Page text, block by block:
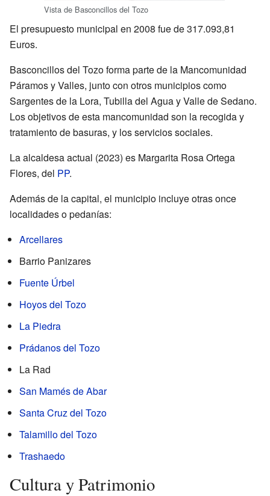
Vista de Basconcillos del Tozo
El presupuesto municipal en 2008 fue de 317.093,81
Euros.
Basconcillos del Tozo forma parte de la Mancomunidad
Páramos y Valles, junto con otros municipios como
Sargentes de la Lora, Tubilla del Agua y Valle de Sedano.
Los objetivos de esta mancomunidad son la recogida y
tratamiento de basuras, y los servicios sociales.
La alcaldesa actual (2023) es Margarita Rosa Ortega
Flores, del PP.
Además de la capital, el municipio incluye otras once
localidades o pedanías:
Arcellares
Barrio Panizares
Fuente Úrbel
Hoyos del Tozo
La Piedra
Prádanos del Tozo
La Rad
San Mamés de Abar
Santa Cruz del Tozo
Talamillo del Tozo
Trashaedo
Cultura y Patrimonio